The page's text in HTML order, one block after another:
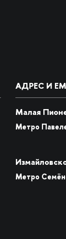
АДРЕС И
Малая
Метро
Метро